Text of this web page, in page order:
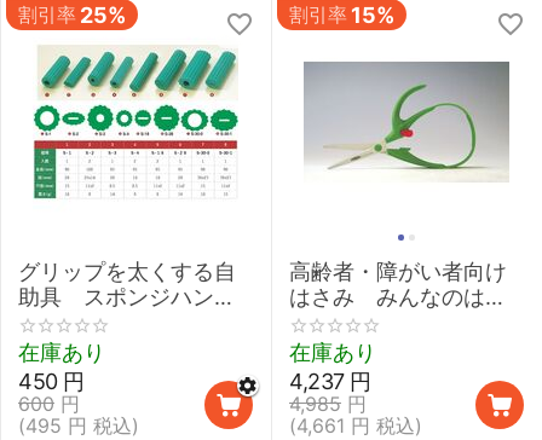
割引率 25%
グリップを太くする自
助具 スポンジハンド
ル 【介護 握力 弱い
鉛筆 取り外し 太柄スプ
ーン】
在庫あり
600 円
450 円
(495 円 税込)
割引率 15%
高齢者・障がい者向け
はさみ みんなのはさ
みmimi
在庫あり
4,985 円
4,237 円
(4,661 円 税込)